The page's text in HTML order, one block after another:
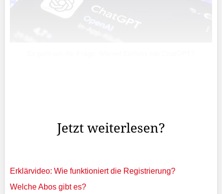
Jetzt weiterlesen?
Erklärvideo: Wie funktioniert die Registrierung?
Welche Abos gibt es?